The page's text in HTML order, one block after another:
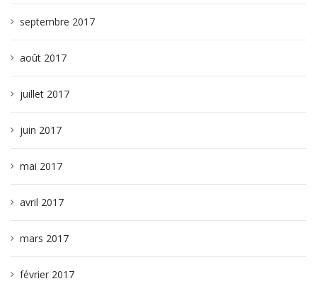
septembre 2017
août 2017
juillet 2017
juin 2017
mai 2017
avril 2017
mars 2017
février 2017